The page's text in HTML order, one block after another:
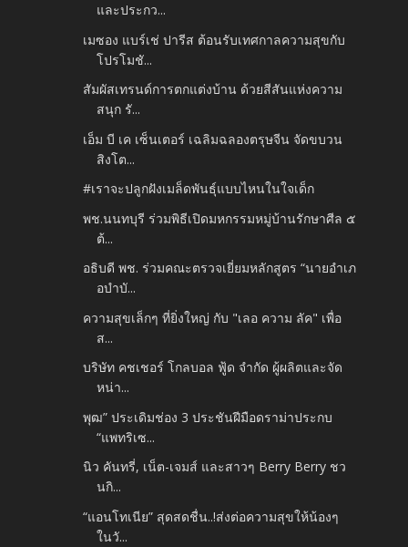
และประกว...
เมซอง แบร์เช่ ปารีส ต้อนรับเทศกาลความสุขกับ
โปรโมชั...
สัมผัสเทรนด์การตกแต่งบ้าน ด้วยสีสันแห่งความ
สนุก รั...
เอ็ม บี เค เซ็นเตอร์ เฉลิมฉลองตรุษจีน จัดขบวน
สิงโต...
#เราจะปลูกฝังเมล็ดพันธ์ุแบบไหนในใจเด็ก
พช.นนทบุรี ร่วมพิธีเปิดมหกรรมหมู่บ้านรักษาศีล ๕
ต้...
อธิบดี พช. ร่วมคณะตรวจเยี่ยมหลักสูตร “นายอำเภ
อบำบั...
ความสุขเล็กๆ ที่ยิ่งใหญ่ กับ "เลอ ความ ลัค" เพื่อ
ส...
บริษัท คชเชอร์ โกลบอล ฟู้ด จำกัด ผู้ผลิตและจัด
หน่า...
พุฒ” ประเดิมช่อง 3 ประชันฝีมือดราม่าประกบ
“แพทริเซ...
นิว คันทรี่, เน็ต-เจมส์ และสาวๆ Berry Berry ชว
นกิ...
“แอนโทเนีย” สุดสดชื่น..!ส่งต่อความสุขให้น้องๆ
ในวั...